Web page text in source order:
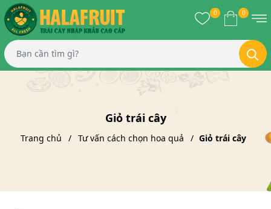
0 0
Giỏ trái cây
Trang chủ Tư vấn cách chọn hoa quả Giỏ trái cây